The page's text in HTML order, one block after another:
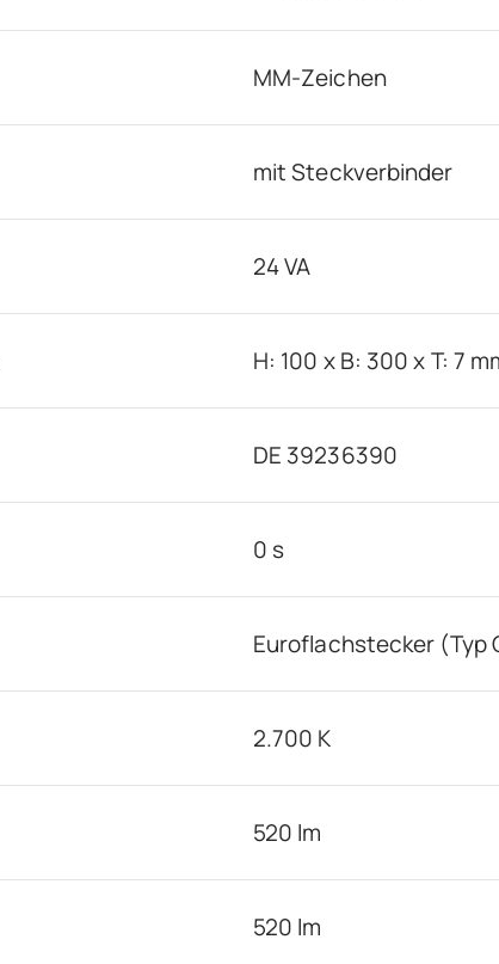
MM-Zeichen
mit Steckverbinder
24 VA
H: 100 x B: 300 x T: 7
DE 39236390
0 s
Euroflachstecker (Typ
2.700 K
520 lm
520 lm